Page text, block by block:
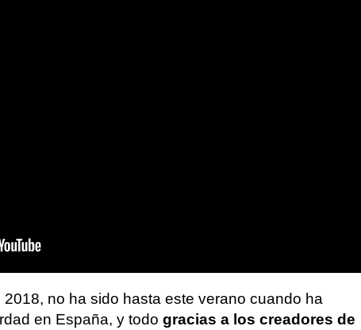
no ha sido hasta este verano cuando ha
en España, y todo gracias a los creadores de